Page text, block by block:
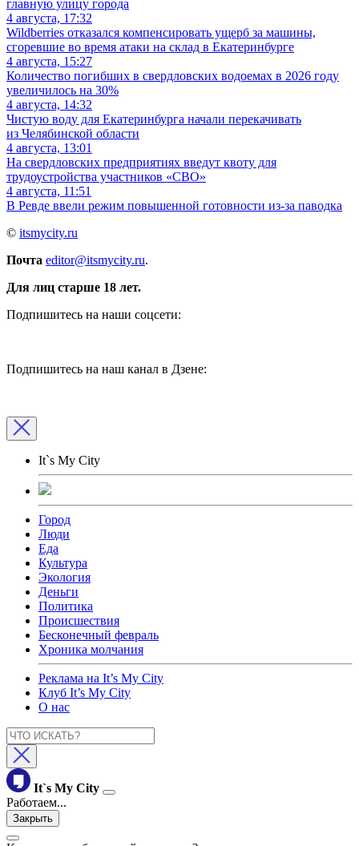
главную улицу города
4 августа, 17:32
Wildberries отказался компенсировать ущерб за машины,
сгоревшие во время атаки на склад в Екатеринбурге
4 августа, 15:27
Количество погибших в свердловских водоемах в 2026 году
увеличилось на 30%
4 августа, 14:32
Чистую воду для Екатеринбурга начали перекачивать
из Челябинской области
4 августа, 13:01
На свердловских предприятиях введут квоту для
трудоустройства участников «СВО»
4 августа, 11:51
В Ревде ввели режим повышенной готовности из-за паводка
© itsmycity.ru
Почта editor@itsmycity.ru.
Для лиц старше 18 лет.
Подпишитесь на наши соцсети:
Подпишитесь на наш канал в Дзене:
It`s My City
Город
Люди
Еда
Культура
Экология
Деньги
Политика
Происшествия
Бесконечный февраль
Хроника молчания
Реклама на It’s My City
Клуб It’s My City
О нас
It`s My City
Работаем...
Закрыть